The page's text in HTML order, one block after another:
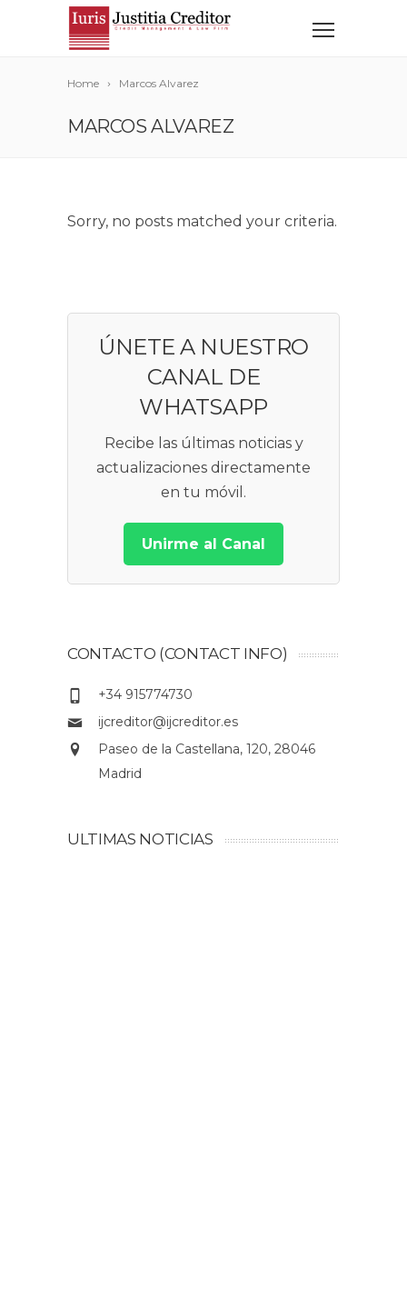
Home Marcos Alvarez
MARCOS ALVAREZ
Sorry, no posts matched your criteria.
ÚNETE A NUESTRO
CANAL DE
WHATSAPP
Recibe las últimas noticias y
actualizaciones directamente
en tu móvil.
Unirme al Canal
CONTACTO (CONTACT INFO)
+34 915774730
ijcreditor@ijcreditor.es
Paseo de la Castellana, 120, 28046
Madrid
ULTIMAS NOTICIAS